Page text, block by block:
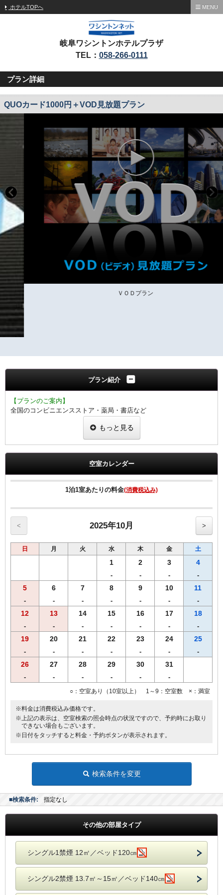
ホテルTOPへ MENU
岐阜ワシントンホテルプラザ
TEL： 058-266-0111
プラン詳細
QUOカード1000円＋VOD見放題プラン
ＶＯＤプラン
プラン紹介
【プランのご案内】
全国のコンビニエンスストア・薬局・書店など
チェックインの際にお渡し致します。
1泊1室につき1000円分のお渡しとなります。
邦画・洋画・TVシリーズなど
（カードの購入は不要です）
・Wi-Fi、有線LAN接続無料
・全室に加湿機能付空気清浄機、消臭除菌スプレー完備
・枕元に充電に便利なUSBコンセント有り
【館内サービス】
スキンケア一式（DHC）、コーヒー、紅茶、緑茶
・自動販売機
ソフトドリンク（1F・2F) アルコール(2F)
・コインランドリー（有料2台／2F)
・ズボンプレッサー（各フロアー）
・小学生以下のお子様は添い寝無料です。
ベッド1台につき、1名様まで添い寝でご利用いただけます。
（シングル→添い寝1名様まで、ツイン→添い寝2名様まで）
【環境にやさしい取り組み】
歯ブラシ、かみそりは、プラスチックごみ削減のため、お部屋に常備
しておりません。歯ブラシ、かみそりをお持ちのお客様には、スタン
プカード（宿泊5回）で500円のクオカードを進呈しております。
もっと見る
空室カレンダー
1泊1室あたりの料金(消費税込み)
< 2025年10月 >
日 月 火 水 木 金 土
1
-
2
-
3
-
4
-
5
-
6
-
7
-
8
-
9
-
10
-
11
-
12
-
13
-
14
-
15
-
16
-
17
-
18
-
19
-
20
-
21
-
22
-
23
-
24
-
25
-
26
-
27
-
28
-
29
-
30
-
31
-
○：空室あり（10室以上） 1～9：空室数 ×：満室
※料金は消費税込み価格です。
※上記の表示は、空室検索の照会時点の状況ですので、予約時にお取り
できない場合もございます。
※日付をタッチすると料金・予約ボタンが表示されます。
検索条件を変更
■検索条件: 指定なし
その他の部屋タイプ
シングル1禁煙 12㎡／ベッド120㎝
シングル2禁煙 13.7㎡～15㎡／ベッド140㎝